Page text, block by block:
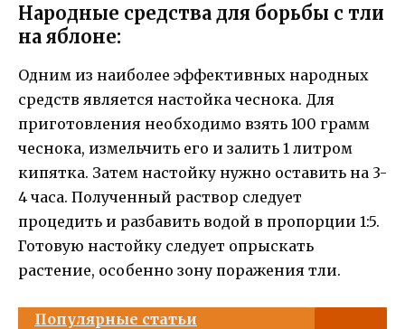
Народные средства для борьбы с тли
на яблоне:
Одним из наиболее эффективных народных
средств является настойка чеснока. Для
приготовления необходимо взять 100 грамм
чеснока, измельчить его и залить 1 литром
кипятка. Затем настойку нужно оставить на 3-
4 часа. Полученный раствор следует
процедить и разбавить водой в пропорции 1:5.
Готовую настойку следует опрыскать
растение, особенно зону поражения тли.
Популярные статьи